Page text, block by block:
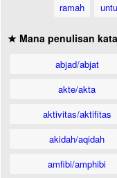
ramah
★ Mana penulisan
abjad/abjat
akte/akta
aktivitas/aktifitas
akidah/aqidah
amfibi/amphibi